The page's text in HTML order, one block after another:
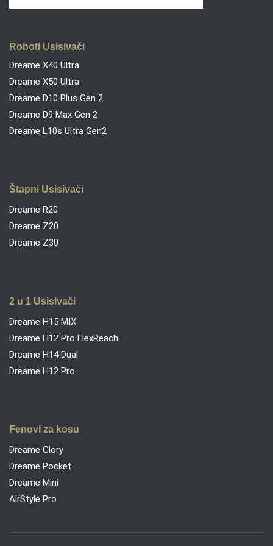
Roboti Usisivači
Dreame X40 Ultra
Dreame X50 Ultra
Dreame D10 Plus Gen 2
Dreame D9 Max Gen 2
Dreame L10s Ultra Gen2
Štapni Usisivači
Dreame R20
Dreame Z20
Dreame Z30
2 u 1 Usisivači
Dreame H15 MIX
Dreame H12 Pro FlexReach
Dreame H14 Dual
Dreame H12 Pro
Fenovi za kosu
Dreame Glory
Dreame Pocket
Dreame Mini
AirStyle Pro